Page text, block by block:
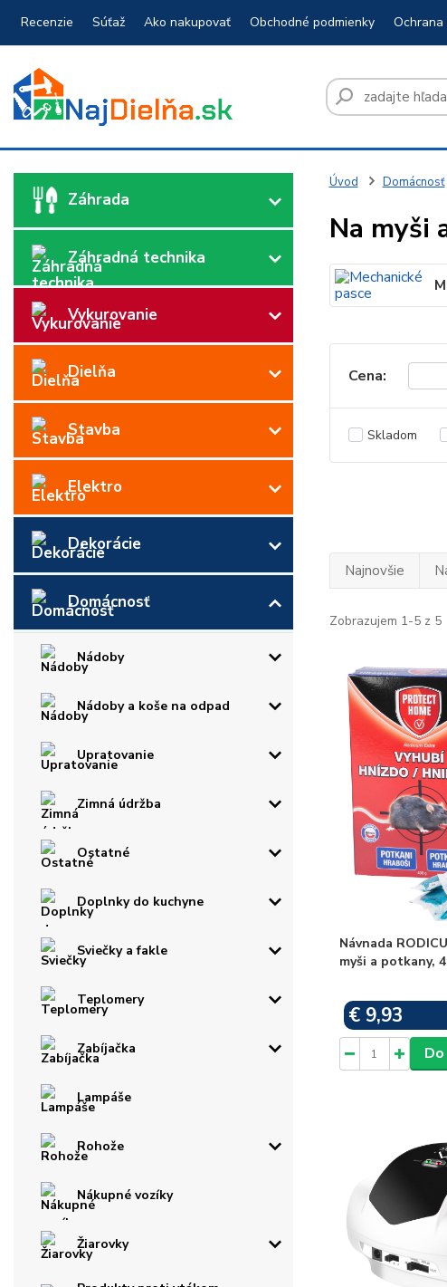
Recenzie Súťaž Ako nakupovať Obchodné podmienky Ochrana
Záhrada
Záhradná technika
Vykurovanie
Dielňa
Stavba
Elektro
Dekorácie
Domácnosť
Nádoby
Nádoby a koše na odpad
Upratovanie
Zimná údržba
Ostatné
Doplnky do kuchyne
Sviečky a fakle
Teplomery
Zabíjačka
Lampáše
Rohože
Nákupné vozíky
Žiarovky
Úvod Domácnosť
Na myši
Cena:
Skladom
Najnovšie
Zobrazujem 1-5 z 5
Návnada
myši a potkany,
€ 9,93